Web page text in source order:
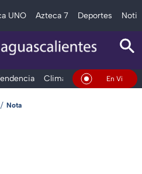
UNO Azteca 7 Deportes
Clima DeportesEn Vivo
Nota